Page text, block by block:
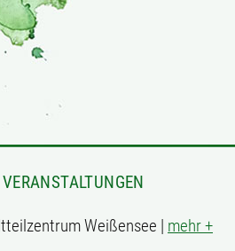
VERANSTALTUNGEN
Weißensee | mehr +